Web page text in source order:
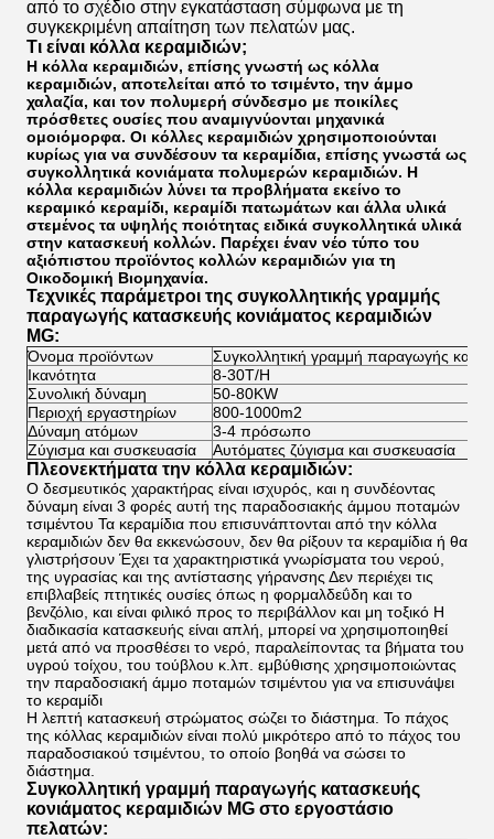
από το σχέδιο στην εγκατάσταση σύμφωνα με τη
συγκεκριμένη απαίτηση των πελατών μας.
Τι είναι κόλλα κεραμιδιών;
Η κόλλα κεραμιδιών, επίσης γνωστή ως κόλλα
κεραμιδιών, αποτελείται από το τσιμέντο, την άμμο
χαλαζία, και τον πολυμερή σύνδεσμο με ποικίλες
πρόσθετες ουσίες που αναμιγνύονται μηχανικά
ομοιόμορφα. Οι κόλλες κεραμιδιών χρησιμοποιούνται
κυρίως για να συνδέσουν τα κεραμίδια, επίσης γνωστά ως
συγκολλητικά κονιάματα πολυμερών κεραμιδιών. Η
κόλλα κεραμιδιών λύνει τα προβλήματα εκείνο το
κεραμικό κεραμίδι, κεραμίδι πατωμάτων και άλλα υλικά
στεμένος τα υψηλής ποιότητας ειδικά συγκολλητικά υλικά
στην κατασκευή κολλών. Παρέχει έναν νέο τύπο του
αξιόπιστου προϊόντος κολλών κεραμιδιών για τη
Οικοδομική Βιομηχανία.
Τεχνικές παράμετροι της συγκολλητικής γραμμής
παραγωγής κατασκευής κονιάματος κεραμιδιών
MG:
Όνομα προϊόντων
Συγκολλητική γραμμή παραγωγής
Ικανότητα
8-30T/H
Συνολική δύναμη
50-80KW
Περιοχή εργαστηρίων
800-1000m2
Δύναμη ατόμων
3-4 πρόσωπο
Ζύγισμα και συσκευασία
Αυτόματες ζύγισμα και συσκευασία
Πλεονεκτήματα την κόλλα κεραμιδιών:
Ο δεσμευτικός χαρακτήρας είναι ισχυρός, και η συνδέοντας
δύναμη είναι 3 φορές αυτή της παραδοσιακής άμμου ποταμών
τσιμέντου Τα κεραμίδια που επισυνάπτονται από την κόλλα
κεραμιδιών δεν θα εκκενώσουν, δεν θα ρίξουν τα κεραμίδια ή θα
γλιστρήσουν Έχει τα χαρακτηριστικά γνωρίσματα του νερού,
της υγρασίας και της αντίστασης γήρανσης Δεν περιέχει τις
επιβλαβείς πτητικές ουσίες όπως η φορμαλδεΰδη και το
βενζόλιο, και είναι φιλικό προς το περιβάλλον και μη τοξικό Η
διαδικασία κατασκευής είναι απλή, μπορεί να χρησιμοποιηθεί
μετά από να προσθέσει το νερό, παραλείποντας τα βήματα του
υγρού τοίχου, του τούβλου κ.λπ. εμβύθισης χρησιμοποιώντας
την παραδοσιακή άμμο ποταμών τσιμέντου για να επισυνάψει
το κεραμίδι
Η λεπτή κατασκευή στρώματος σώζει το διάστημα. Το πάχος
της κόλλας κεραμιδιών είναι πολύ μικρότερο από το πάχος του
παραδοσιακού τσιμέντου, το οποίο βοηθά να σώσει το
διάστημα.
Συγκολλητική γραμμή παραγωγής κατασκευής
κονιάματος κεραμιδιών MG στο εργοστάσιο
πελατών: